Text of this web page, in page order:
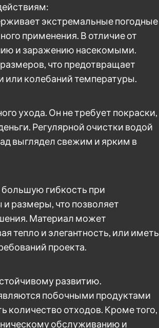
экстремальные погодные
применения. В отличие от
и заражению насекомыми.
что предотвращает
или колебаний температуры.
ухода. Он не требует покраски,
Регулярной очистки водой
выглядел свежим и ярким в
гибкость при
размеры, что позволяет
Материал может
тепло и элегантность, или иметь
проекта.
развитию.
побочными продуктами
количество отходов. Кроме того,
обслуживанию и